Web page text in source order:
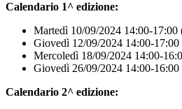
Calendario 1^ edizione:
Martedì 10/09/2024 14:00-17:00
Giovedì 12/09/2024 14:00-17:00
Mercoledì 18/09/2024 14:00-
Giovedì 26/09/2024 14:00-16:00
Calendario 2^ edizione: